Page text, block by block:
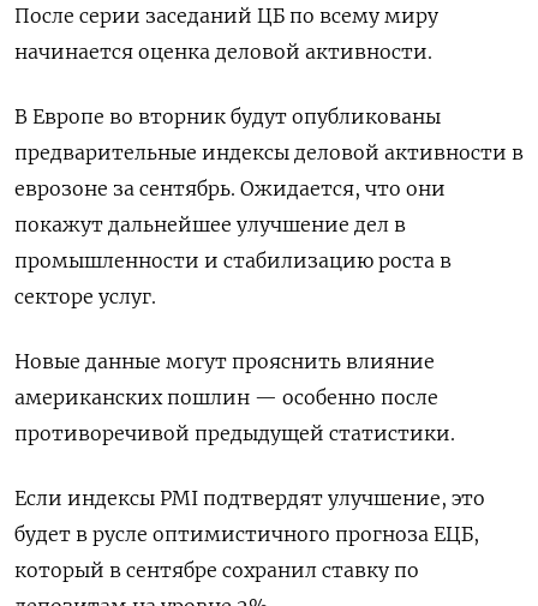
После серии заседаний ЦБ по всему миру
начинается оценка деловой активности.
В Европе во вторник будут опубликованы
предварительные индексы деловой активности в
еврозоне за сентябрь. Ожидается, что они
покажут дальнейшее улучшение дел в
промышленности и стабилизацию роста в
секторе услуг.
Новые данные могут прояснить влияние
американских пошлин — особенно после
противоречивой предыдущей статистики.
Если индексы PMI подтвердят улучшение, это
будет в русле оптимистичного прогноза ЕЦБ,
который в сентябре сохранил ставку по